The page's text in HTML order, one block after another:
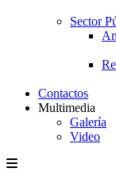
Sector
Contactos
Multimedia
Galería
Video